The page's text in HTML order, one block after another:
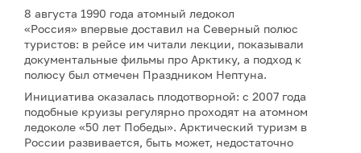
8 августа 1990 года атомный ледокол
«Россия» впервые доставил на Северный полюс
туристов: в рейсе им читали лекции, показывали
документальные фильмы про Арктику, а подход к
полюсу был отмечен Праздником Нептуна.
Инициатива оказалась плодотворной: с 2007 года
подобные круизы регулярно проходят на атомном
ледоколе «50 лет Победы». Арктический туризм в
России развивается, быть может, недостаточно